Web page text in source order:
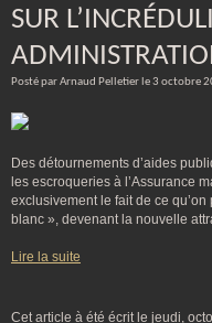
SUR
Posté par Arnaud Pelletier le 3 octobre
Des détournements d’aides
les escroqueries à l’Assurance
exclusivement le fait de ce
blanc », devenant la nouvelle
Lire la suite
Cet article à été écrit le jeudi,